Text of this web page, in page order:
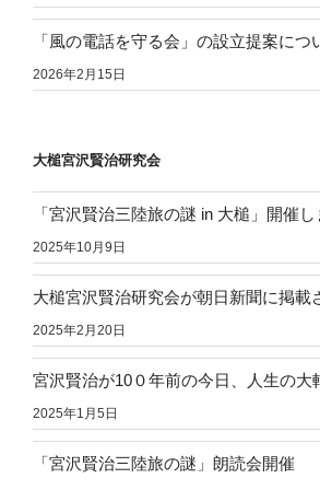
「風の電話を守る会」の設立提案につ
2026年2月15日
大槌宮沢賢治研究会
「宮沢賢治三陸旅の謎 in 大槌」開催し
2025年10月9日
大槌宮沢賢治研究会が朝日新聞に掲載
2025年2月20日
宮沢賢治が10０年前の今日、人生の大
2025年1月5日
「宮沢賢治三陸旅の謎」朗読会開催